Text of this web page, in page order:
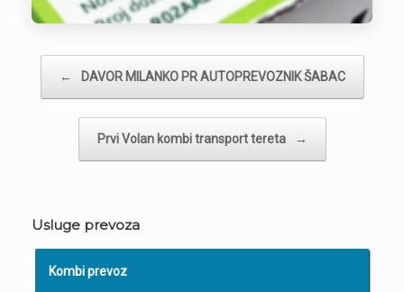
←
DAVOR MILANKO PR AUTOPREVOZNIK ŠABAC
Prvi Volan kombi transport tereta →
Usluge prevoza
Kombi prevoz